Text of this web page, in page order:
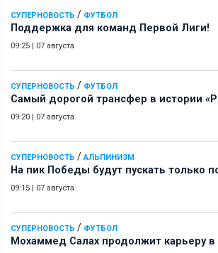
СУПЕРНОВОСТЬ / ФУТБОЛ
Поддержка для команд Первой Лиги!
09:25 | 07 августа
СУПЕРНОВОСТЬ / ФУТБОЛ
Самый дорогой трансфер в истории
09:20 | 07 августа
СУПЕРНОВОСТЬ / АЛЬПИНИЗМ
На пик Победы будут пускать только
09:15 | 07 августа
СУПЕРНОВОСТЬ / ФУТБОЛ
Мохаммед Салах продолжит карьеру в